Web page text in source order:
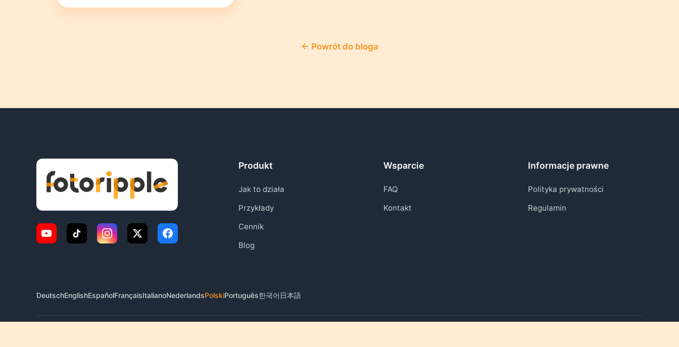
← Powrót do bloga
Produkt
Jak to działa
Przykłady
Cennik
Blog
Wsparcie
FAQ
Kontakt
Informacje prawne
Polityka prywatności
Regulamin
DeutschEnglishEspañolFrançaisItalianoNederlandsPolskiPortuguês한국어 日本語